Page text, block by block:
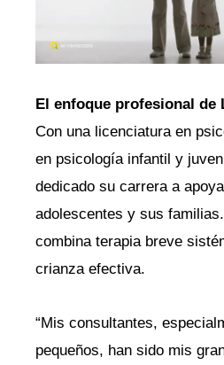
El enfoque profesional de
Con una licenciatura en
en psicología infantil y
dedicado su carrera a
adolescentes y sus
combina terapia breve
crianza efectiva.
“Mis consultantes,
pequeños, han sido mis